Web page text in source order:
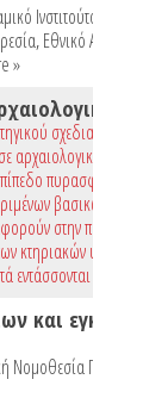
Ινστιτούτο
,Εθνικό
»
σχεδιασμού
αρχαιολογικούς
πυρασφάλειας
βασικών και
στην
κτηριακών
εντάσσονται
Νομοθεσία